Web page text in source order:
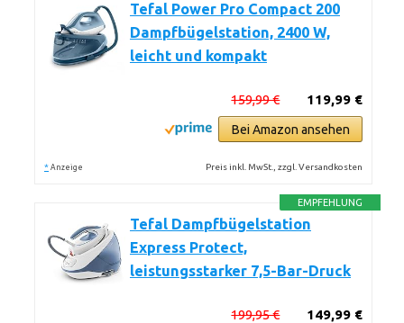
Tefal Power Pro Compact 200
Dampfbügelstation, 2400 W,
leicht und kompakt
119,99 €
159,99 €
Bei Amazon ansehen
* Anzeige Preis inkl. MwSt., zzgl. Versandkosten
EMPFEHLUNG
Tefal Dampfbügelstation
Express Protect,
leistungsstarker 7,5-Bar-Druck
149,99 €
199,95 €